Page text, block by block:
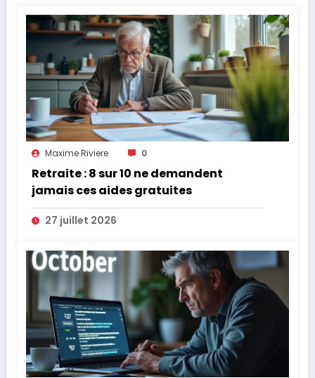
Maxime Riviere 0
Retraite : 8 sur 10 ne demandent
jamais ces aides gratuites
27 juillet 2026